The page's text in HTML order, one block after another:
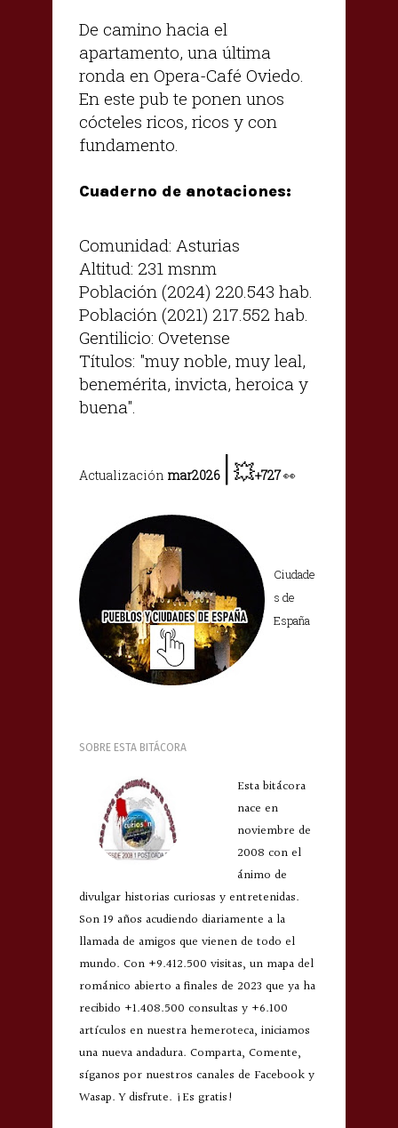
De camino hacia el
apartamento, una última
ronda en Opera-Café Oviedo.
En este pub te ponen unos
cócteles ricos, ricos y con
fundamento.
Cuaderno de anotaciones:
Comunidad: Asturias
Altitud: 231 msnm
Población (2024) 220.543 hab.
Población (2021) 217.552 hab.
Gentilicio: Ovetense
Títulos: "muy noble, muy leal,
benemérita, invicta, heroica y
buena".
Actualización mar2026 |💥+727👀
Ciudade
s de
España
SOBRE ESTA BITÁCORA
Esta bitácora
nace en
noviembre de
2008 con el
ánimo de
divulgar historias curiosas y entretenidas.
Son 19 años acudiendo diariamente a la
llamada de amigos que vienen de todo el
mundo. Con +9.412.500 visitas, un mapa del
románico abierto a finales de 2023 que ya ha
recibido +1.408.500 consultas y +6.100
artículos en nuestra hemeroteca, iniciamos
una nueva andadura. Comparta, Comente,
síganos por nuestros canales de Facebook y
Wasap. Y disfrute. ¡Es gratis!